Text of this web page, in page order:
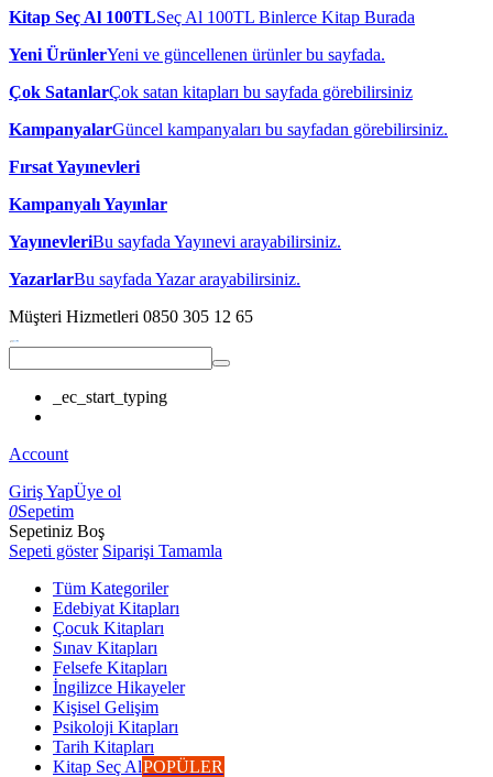
Kitap Seç Al 100TLSeç Al 100TL Binlerce Kitap Burada
Yeni ÜrünlerYeni ve güncellenen ürünler bu sayfada.
Çok SatanlarÇok satan kitapları bu sayfada görebilirsiniz
KampanyalarGüncel kampanyaları bu sayfadan görebilirsiniz.
Fırsat Yayınevleri
Kampanyalı Yayınlar
YayınevleriBu sayfada Yayınevi arayabilirsiniz.
YazarlarBu sayfada Yazar arayabilirsiniz.
Müşteri Hizmetleri 0850 305 12 65
_ec_start_typing
Account
Giriş YapÜye ol
0Sepetim
Sepetiniz Boş
Sepeti göster Siparişi Tamamla
Tüm Kategoriler
Edebiyat Kitapları
Çocuk Kitapları
Sınav Kitapları
Felsefe Kitapları
İngilizce Hikayeler
Kişisel Gelişim
Psikoloji Kitapları
Tarih Kitapları
Kitap Seç AlPOPÜLER